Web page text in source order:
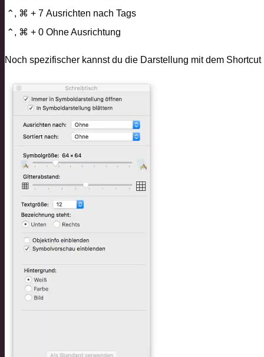
⌃, ⌘ + 7 Ausrichten nach Tags
⌃, ⌘ + 0 Ohne Ausrichtung
Noch spezifischer kannst du die Darstellung mit dem Shortcut